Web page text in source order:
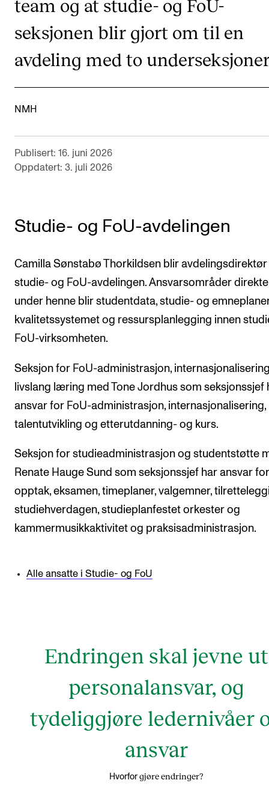
VERKTØY OG HJELP
Canvas
Innkjøp og økonomi
Kommunikasjon
Alle hjelpesider
Eksamen og vitnemål
Utvikling av studieplaner og kurs
Digitale ressurser for undervisning
Studentenes psykososiale læringsmiljø
Søknad og opptak
FORSKNING OG UTVIKLINGSARBEID
Om FoU på NMH
For ph.d.-programmet i musikkforskning
Forskningsetikk
KONSERTER OG ARRANGEMENTER
Aktuelle saker
Organisering av NMH
Strategier, planer og rapporter
team og at studie- og FoU-
seksjonen blir gjort om til en
avdeling med to
NMH
Publisert: 16. juni 2026
Oppdatert: 3. juli 2026
Studie- og FoU-avdelingen
Camilla Sønstabø Thorkildsen blir
studie- og FoU-avdelingen. Ansvarsområder direkte
under henne blir studentdata, studie- og
kvalitetssystemet og ressursplanlegging innen
FoU-virksomheten.
Seksjon for FoU-administrasjon,
livslang læring med Tone Jordhus som seksjonssjef
ansvar for FoU-administrasjon, internasjonalisering,
talentutvikling og etterutdanning- og kurs.
Seksjon for studieadministrasjon og studentstøtte
Renate Hauge Sund som seksjonssjef har ansvar for
opptak, eksamen, timeplaner, valgemner,
studiehverdagen, studieplanfestet orkester og
kammermusikkaktivitet og praksisadministrasjon.
Alle ansatte i Studie- og FoU
Endringen skal jevne ut
personalansvar, og
tydeliggjøre ledernivåer
ansvar
Hvorfor gjøre endringer?